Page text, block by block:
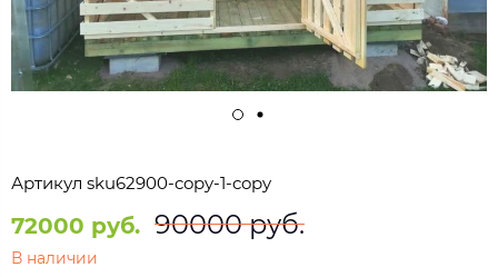
Артикул sku62900-copy-1-copy
72000 руб. 90000 руб.
В наличии